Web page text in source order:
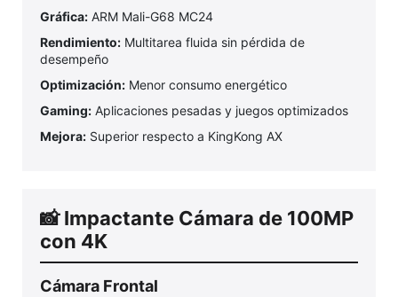
Gráfica: ARM Mali-G68 MC24
Rendimiento: Multitarea fluida sin pérdida de
desempeño
Optimización: Menor consumo energético
Gaming: Aplicaciones pesadas y juegos optimizados
Mejora: Superior respecto a KingKong AX
📸 Impactante Cámara de 100MP
con 4K
Cámara Frontal